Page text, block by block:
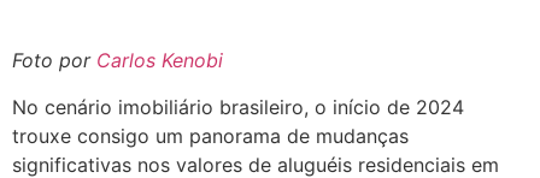
Foto por Carlos Kenobi
No cenário imobiliário brasileiro, o início de 2024
trouxe consigo um panorama de mudanças
significativas nos valores de aluguéis residenciais em